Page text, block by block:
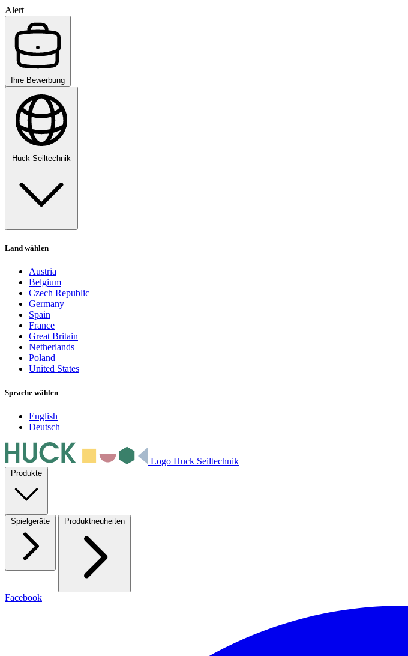
Alert
Ihre Bewerbung
Huck Seiltechnik
Land wählen
Austria
Belgium
Czech Republic
Germany
Spain
France
Great Britain
Netherlands
Poland
United States
Sprache wählen
English
Deutsch
Logo Huck Seiltechnik
Produkte
Spielgeräte Produktneuheiten
Facebook